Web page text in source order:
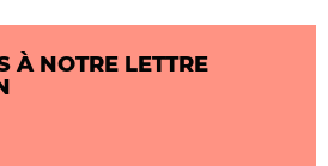
À NOTRE LETTRE